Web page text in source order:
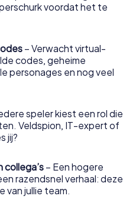
De escape game
in jouw eigen
agenten en verander
in de buitenlucht!
voordat het te
– Verwacht virtual-
codes, geheime
personages en nog veel
speler kiest een rol die
Veldspion, IT-expert of
jij?
collega’s – Een hogere
razendsnel verhaal: deze
van jullie team.